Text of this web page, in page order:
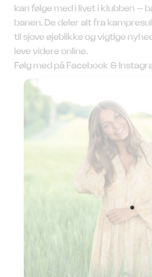
kan følge med i livet i klubben –
banen. De deler alt fra
til sjove øjeblikke og vigtige
leve videre online.
Følg med på Facebook &